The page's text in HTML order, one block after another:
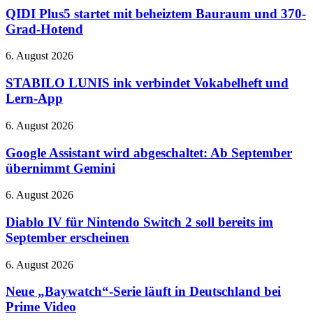
27.
August
–
Netflix
startet
mit
beheiztem
und
Grad-
Hotend
QIDI Plus5 startet mit beheiztem Bauraum und 370-
Grad-Hotend
STABILO
ink
verbindet
Vokabelheft
Lern-
6. August 2026
STABILO LUNIS ink verbindet Vokabelheft und
Lern-App
Google
wird
abgeschaltet:
Ab
übernimmt
6. August 2026
Google Assistant wird abgeschaltet: Ab September
übernimmt Gemini
Diablo
für
Nintendo
Switch
soll
im
September
6. August 2026
Diablo IV für Nintendo Switch 2 soll bereits im
September erscheinen
Neue
Serie
läuft
in
6. August 2026
Neue „Baywatch“-Serie läuft in Deutschland bei
Prime Video